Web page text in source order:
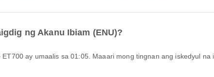
ng Akanu Ibiam (ENU)?